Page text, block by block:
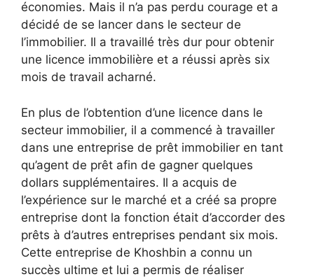
économies. Mais il n’a pas perdu courage et a
décidé de se lancer dans le secteur de
l’immobilier. Il a travaillé très dur pour obtenir
une licence immobilière et a réussi après six
mois de travail acharné.
En plus de l’obtention d’une licence dans le
secteur immobilier, il a commencé à travailler
dans une entreprise de prêt immobilier en tant
qu’agent de prêt afin de gagner quelques
dollars supplémentaires. Il a acquis de
l’expérience sur le marché et a créé sa propre
entreprise dont la fonction était d’accorder des
prêts à d’autres entreprises pendant six mois.
Cette entreprise de Khoshbin a connu un
succès ultime et lui a permis de réaliser